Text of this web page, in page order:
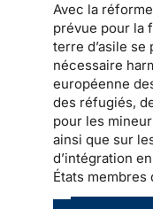
Avec la
prévue pour la
terre d’asile se
nécessaire
européenne
des réfugiés,
pour les
ainsi que sur
d’intégration
États membres